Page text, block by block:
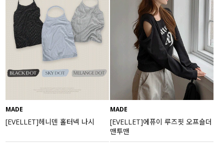
MADE
[EVELLET]헤니덴 홀터넥 나시
MADE
[EVELLET]에퓨이 루즈핏 오프숄더
맨투맨